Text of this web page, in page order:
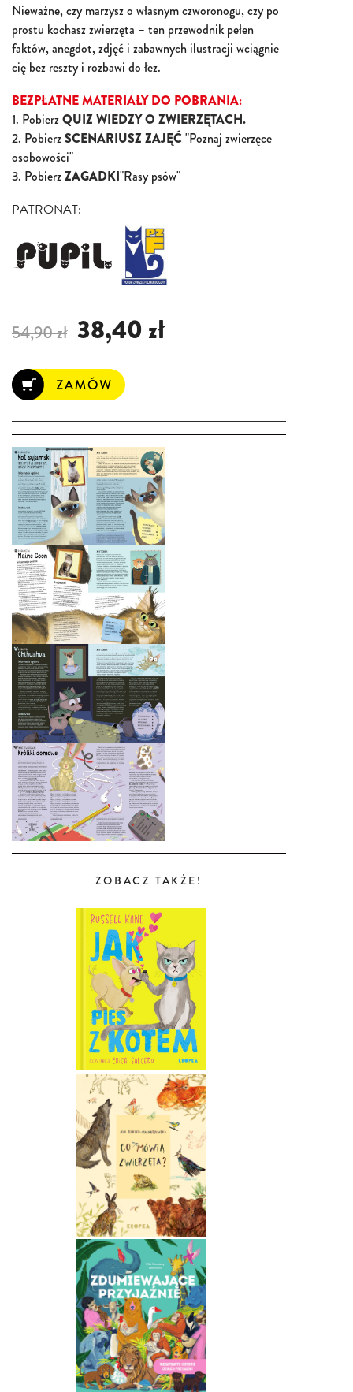
Nieważne, czy marzysz o własnym czworonogu, czy po
prostu kochasz zwierzęta – ten przewodnik pełen
faktów, anegdot, zdjęć i zabawnych ilustracji wciągnie
cię bez reszty i rozbawi do łez.
BEZPŁATNE MATERIAŁY DO POBRANIA:
1. PobierzQUIZ WIEDZY O ZWIERZĘTACH.
2. PobierzSCENARIUSZ ZAJĘĆ"Poznaj zwierzęce
osobowości"
3. PobierzZAGADKI"Rasy psów"
PATRONAT:
54,90 zł 38,40 zł
ZOBACZ TAKŻE!